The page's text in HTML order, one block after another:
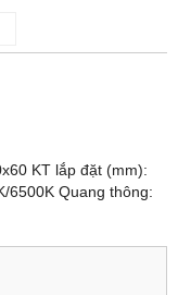
KT lắp đặt (mm):
6500K Quang thông: